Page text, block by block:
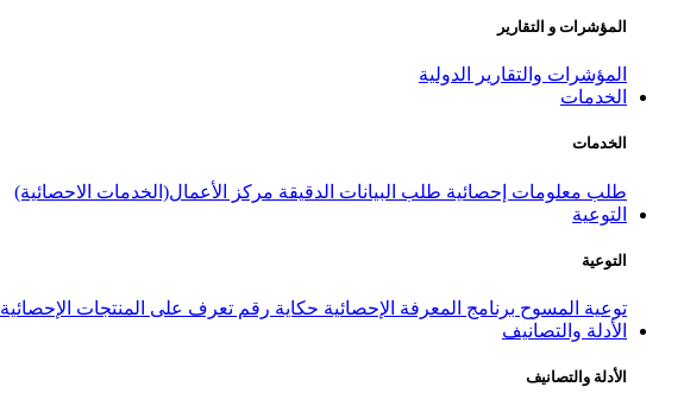
المؤشرات و التقارير
المؤشرات والتقارير الدولية
الخدمات
الخدمات
طلب معلومات إحصائية طلب البيانات الدقيقة مركز الأعمال(الخدمات الاحصائية)
التوعية
التوعية
توعية المسوح برنامج المعرفة الإحصائية حكاية رقم تعرف على المنتجات الإحصائية
الأدلة والتصانيف
الأدلة والتصانيف